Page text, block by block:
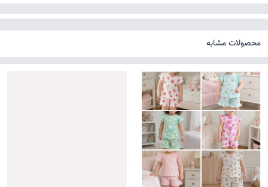
محصولات مشابه